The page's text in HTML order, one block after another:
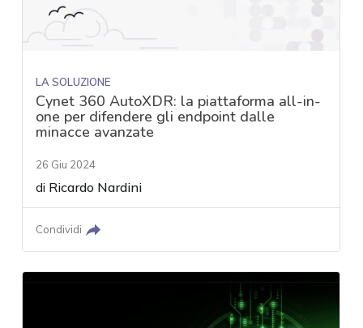
LA SOLUZIONE
Cynet 360 AutoXDR: la piattaforma all-in-
one per difendere gli endpoint dalle
minacce avanzate
26 Giu 2024
di Ricardo Nardini
Condividi